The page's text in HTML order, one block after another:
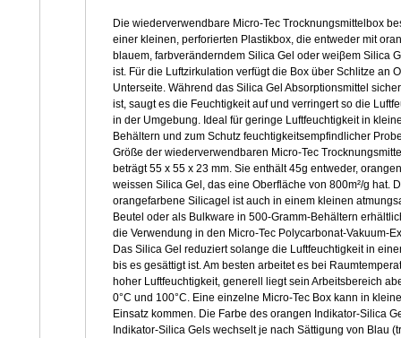
Die wiederverwendbare Micro-Tec Trocknungsmittelbox
einer kleinen, perforierten Plastikbox, die entweder mit
blauem, farbveränderndem Silica Gel oder weiβem Silica
ist. Für die Luftzirkulation verfügt die Box über Schlitze an
Unterseite. Während das Silica Gel Absorptionsmittel
ist, saugt es die Feuchtigkeit auf und verringert so die
in der Umgebung. Ideal für geringe Luftfeuchtigkeit in
Behältern und zum Schutz feuchtigkeitsempfindlicher
Größe der wiederverwendbaren Micro-Tec
beträgt 55 x 55 x 23 mm. Sie enthält 45g entweder,
weissen Silica Gel, das eine Oberfläche von 800m²/g hat.
orangefarbene Silicagel ist auch in einem kleinen
Beutel oder als Bulkware in 500-Gramm-Behältern
die Verwendung in den Micro-Tec Polycarbonat-Vakuum-
Das Silica Gel reduziert solange die Luftfeuchtigkeit in
bis es gesättigt ist. Am besten arbeitet es bei
hoher Luftfeuchtigkeit, generell liegt sein Arbeitsbereich
0°C und 100°C. Eine einzelne Micro-Tec Box kann in
Einsatz kommen. Die Farbe des orangen Indikator-Silica
Indikator-Silica Gels wechselt je nach Sättigung von Blau